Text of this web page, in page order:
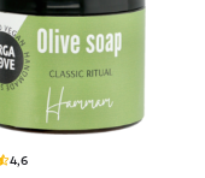
4,6